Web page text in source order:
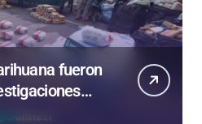
fueron